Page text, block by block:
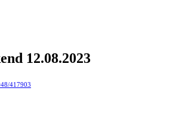
12.08.2023
417903